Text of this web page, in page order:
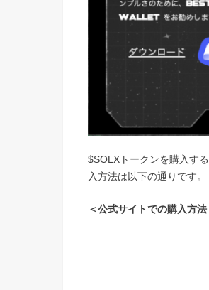
$SOLXトークンを購入す
入方法は以下の通りです。
＜公式サイトでの購入方法